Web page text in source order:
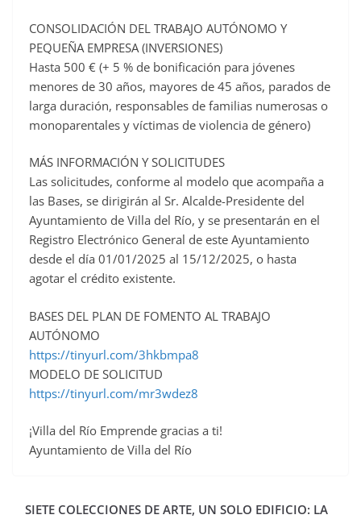
CONSOLIDACIÓN DEL TRABAJO AUTÓNOMO Y
PEQUEÑA EMPRESA (INVERSIONES)
Hasta 500 € (+ 5 % de bonificación para jóvenes
menores de 30 años, mayores de 45 años, parados de
larga duración, responsables de familias numerosas o
monoparentales y víctimas de violencia de género)
MÁS INFORMACIÓN Y SOLICITUDES
Las solicitudes, conforme al modelo que acompaña a
las Bases, se dirigirán al Sr. Alcalde-Presidente del
Ayuntamiento de Villa del Río, y se presentarán en el
Registro Electrónico General de este Ayuntamiento
desde el día 01/01/2025 al 15/12/2025, o hasta
agotar el crédito existente.
BASES DEL PLAN DE FOMENTO AL TRABAJO
AUTÓNOMO
https://tinyurl.com/3hkbmpa8
MODELO DE SOLICITUD
https://tinyurl.com/mr3wdez8
¡Villa del Río Emprende gracias a ti!
Ayuntamiento de Villa del Río
SIETE COLECCIONES DE ARTE, UN SOLO EDIFICIO: LA